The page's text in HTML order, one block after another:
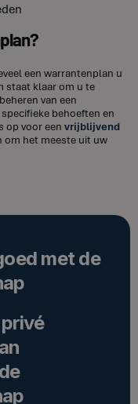
een warrantenplan u
staat klaar om u te
van een
behoeften en
op voor een vrijblijvend
om het meeste uit uw
met de